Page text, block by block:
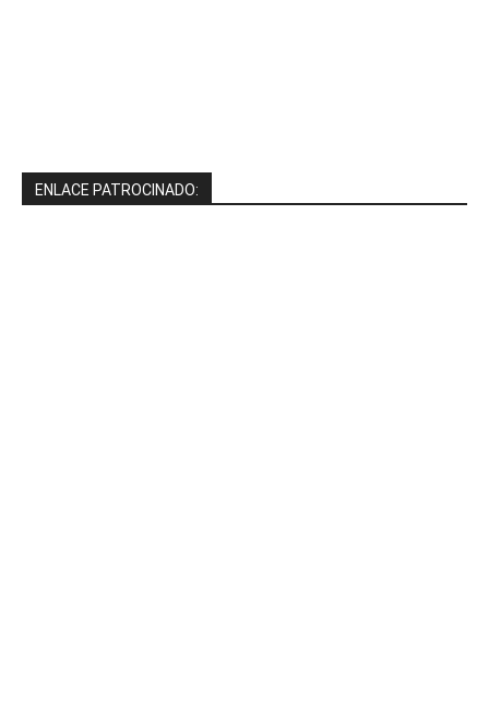
ENLACE PATROCINADO: